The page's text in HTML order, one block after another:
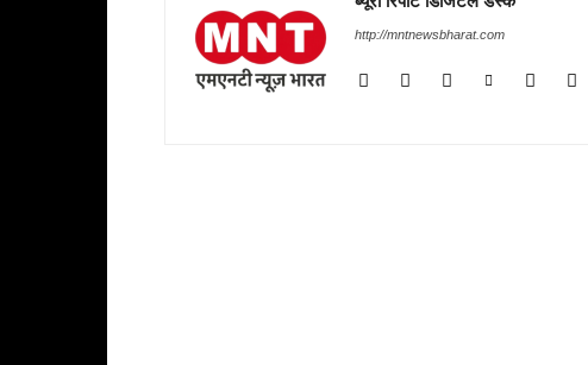
http://mntnewsbharat.com